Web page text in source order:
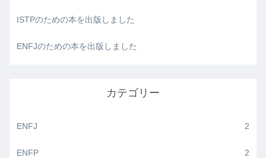
ISTPのための本を出版しました
ENFJのための本を出版しました
カテゴリー
ENFJ 2
ENFP 2